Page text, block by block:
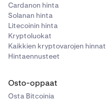
Cardanon hinta
Solanan hinta
Litecoinin hinta
Kryptoluokat
Kaikkien kryptovarojen hinnat
Hintaennusteet
Osto-oppaat
Osta Bitcoinia